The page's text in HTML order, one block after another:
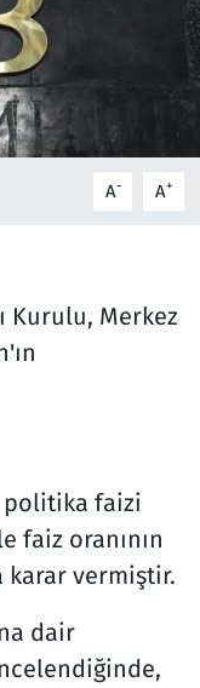
A- A+
Kurulu, Merkez
politika faizi
faiz oranının
karar vermiştir.
dair